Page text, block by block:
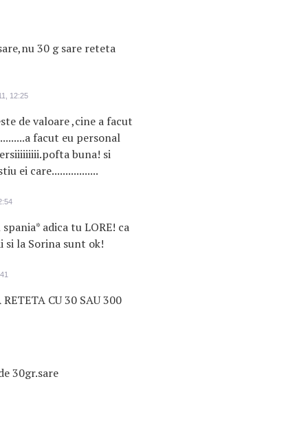
30 g sare reteta
12:25
de valoare ,cine a facut
facut eu personal
buna! si
ei care.................
adica tu LORE! ca
si la Sorina sunt ok!
CU 30 SAU 300
30gr.sare